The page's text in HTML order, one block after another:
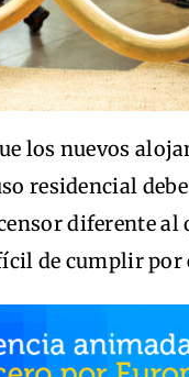
los nuevos
residencial
diferente
de cumplir por